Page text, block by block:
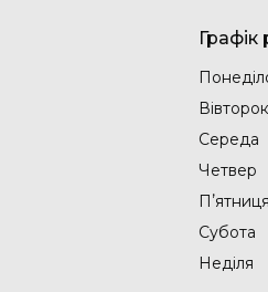
Графік
Вівторок
Середа
Четвер
Пʼятниця
Субота
Неділя